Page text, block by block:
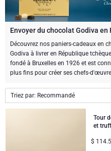
Cadeaux exclusifs au
Bouteille de
Marques
Dom Pérignon
Moët & Chandon
Pommery Champagne
Cadeaux de vin
Bouteille de vin
Cadeaux vins
BOISSONS
Bouteille de
Cadeaux vins
Cadeaux sans alcool
CHOCOLAT
Cadeaux au chocolat
Cadeaux de chocolat
CADEAUX GOURMET
Des cadeaux bien être
MARQUE
Envoyer du chocolat Godiva
Découvrez nos paniers-cadeaux en
Godiva à livrer en République
fondé à Bruxelles en 1926 et est
plus fins pour créer ses chefs-
Triez par: Recommandé
Tour
et
$